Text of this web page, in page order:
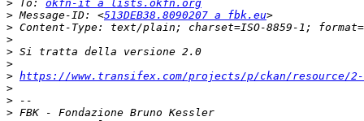
> To: okfn-it a lists.okfn.org
> Message-ID: <513DEB38.8090207 a fbk.eu
>
>
>
>
> https://www.transifex.com/projects/p/ckan/resource/
>
>
>